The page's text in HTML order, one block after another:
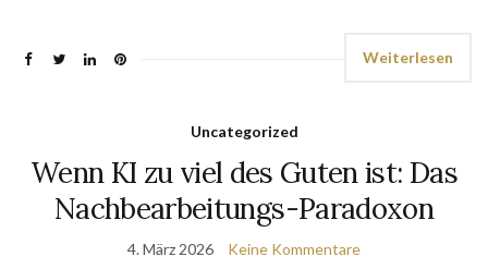
Weiterlesen
Uncategorized
Wenn KI zu viel des Guten ist: Das
Nachbearbeitungs-Paradoxon
4. März 2026 Keine Kommentare